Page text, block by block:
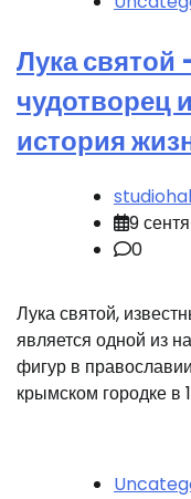
Лука
чудотворец
история
9
0
Лука святой,
является одной из
фигур в
крымском городке в